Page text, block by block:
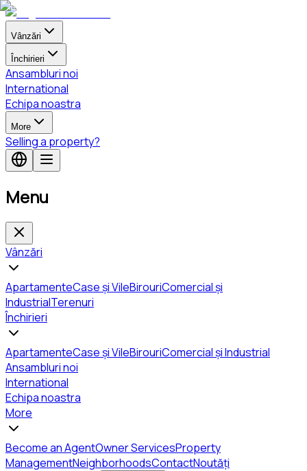
Vânzări
Închirieri
Ansambluri noi
International
Echipa noastra
More
Selling a property?
Menu
Vânzări
ApartamenteCase și VileBirouriComercial și
IndustrialTerenuri
Închirieri
ApartamenteCase și VileBirouriComercial și Industrial
Ansambluri noi
International
Echipa noastra
More
Become an AgentOwner ServicesProperty
ManagementNeighborhoodsContactNoutăți